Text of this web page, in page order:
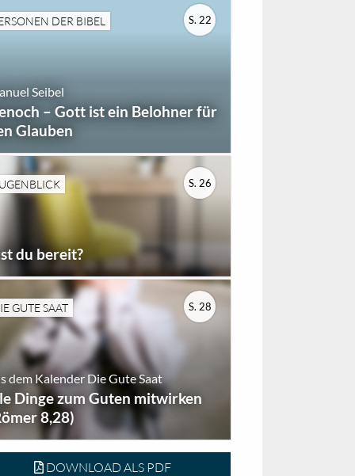
DER BIBEL
Seibel
– Gott ist ein Belohner für
Glauben
S. 22
du bereit?
S. 26
GUTE SAAT
dem Kalender Die Gute Saat
Dinge zum Guten mitwirken
8,28)
S. 28
DOWNLOAD ALS PDF